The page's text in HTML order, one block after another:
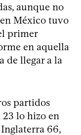
aunque no
México tuvo
primer
en aquella
de llegar a la
partidos
23 lo hizo en
66,